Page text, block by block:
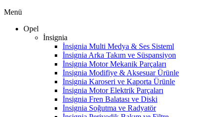
Menü
Opel
İnsignia
İnsignia Multi Medya & Ses Sisteml
İnsignia Arka Takım ve Süspansiyon
İnsignia Motor Mekanik Parçaları
İnsignia Modifiye & Aksesuar Ürünle
İnsignia Karoseri ve Kaporta Ürünle
İnsignia Motor Elektrik Parçaları
İnsignia Fren Balatası ve Diski
İnsignia Soğutma ve Radyatör